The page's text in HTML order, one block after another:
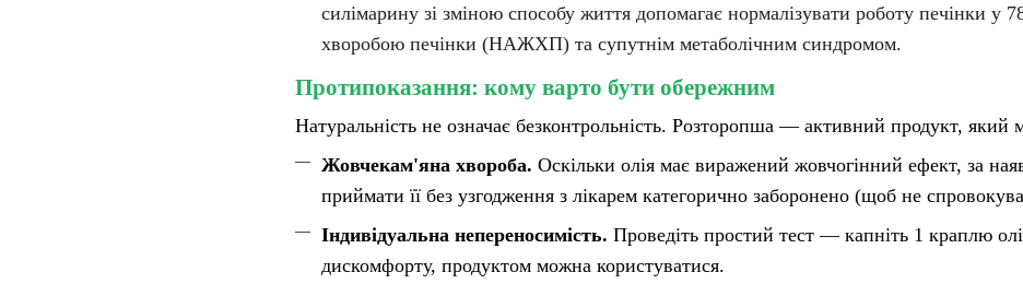
силімарину зі зміною способу життя допомагає нормалізувати роботу печінки у
хворобою печінки (НАЖХП) та супутнім метаболічним синдромом.
Протипоказання: кому варто бути обережним
Натуральність не означає безконтрольність. Розторопша — активний продукт, який
Жовчекам'яна хвороба. Оскільки олія має виражений жовчогінний ефект, за
приймати її без узгодження з лікарем категорично заборонено (щоб не
Індивідуальна непереносимість. Проведіть простий тест — капніть 1 краплю
дискомфорту, продуктом можна користуватися.